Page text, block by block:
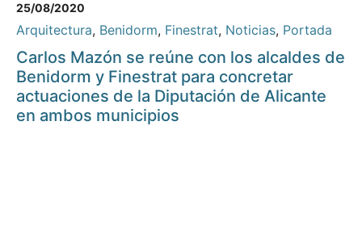
25/08/2020
Arquitectura, Benidorm, Finestrat, Noticias, Portada
Carlos Mazón se reúne con los alcaldes de
Benidorm y Finestrat para concretar
actuaciones de la Diputación de Alicante
en ambos municipios